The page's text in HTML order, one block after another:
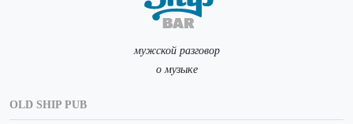
мужской разговор
о музыке
OLD SHIP PUB